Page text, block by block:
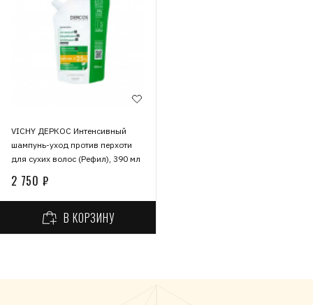
VICHY ДЕРКОС Интенсивный
шампунь-уход против перхоти
для сухих волос (Рефил), 390 мл
2 750 ₽
В КОРЗИНУ